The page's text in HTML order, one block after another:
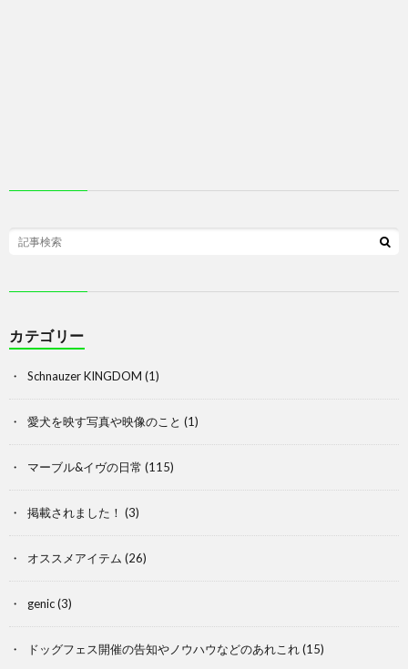
カテゴリー
Schnauzer KINGDOM (1)
愛犬を映す写真や映像のこと (1)
マーブル&イヴの日常 (115)
掲載されました！ (3)
オススメアイテム (26)
genic(3)
ドッグフェス開催の告知やノウハウなどのあれこれ(15)